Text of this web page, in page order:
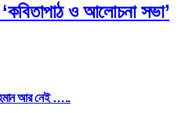
ও আলোচনা সভা’
আর নেই …..